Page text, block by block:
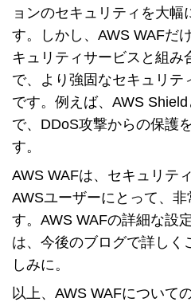
ョンのセキュリティを大幅
す。しかし、AWS WAFだ
キュリティサービスと組み
で、より強固なセキュリテ
です。例えば、AWS
で、DDoS攻撃からの保護
す。
AWS WAFは、セキュリテ
AWSユーザーにとって、
す。AWS WAFの詳細な設
は、今後のブログで詳しく
しみに。
以上、AWS WAFについて